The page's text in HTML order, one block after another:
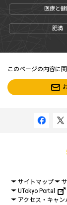
医療と
肥満
このページの内容に
サイトマップ
UTokyo Portal
アクセス・キャ